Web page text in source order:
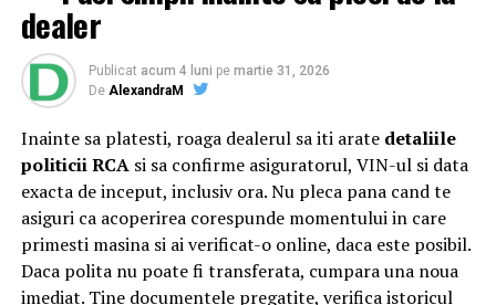
Alteței Sale Regale Radu, Principele Consort al
României, alături de
Ahold Delhaize România,Mihai Spulber
Lead Profi,Gabriela Sîrbu
Ahold Delhaize România, numeroase oficialități,
autorități centrale și locale și alți reprezentanțiProfiși
Mega Image. Startul oficial a fost dat sâmbătă, după ce
distinsul grup a încheiat un tur al micilor producători și
artizani.
Evenimentul a continuat și tradiția caravanei medicale,
oferind din nou consultații gratuite pentru comunitatea
dealer
Publicat acum 4 luni pe martie 31, 2026
De AlexandraM
Inainte sa platesti, roaga dealerul sa iti arate detaliile
politicii RCAsi sa confirme asiguratorul, VIN-ul si data
exacta de inceput, inclusiv ora. Nu pleca pana cand te
asiguri ca acoperirea corespunde momentului in care
primesti masina si ai verificat-o online, daca este posibil.
Daca polita nu poate fi transferata, cumpara una noua
imediat. Tine documentele pregatite, verifica istoricul